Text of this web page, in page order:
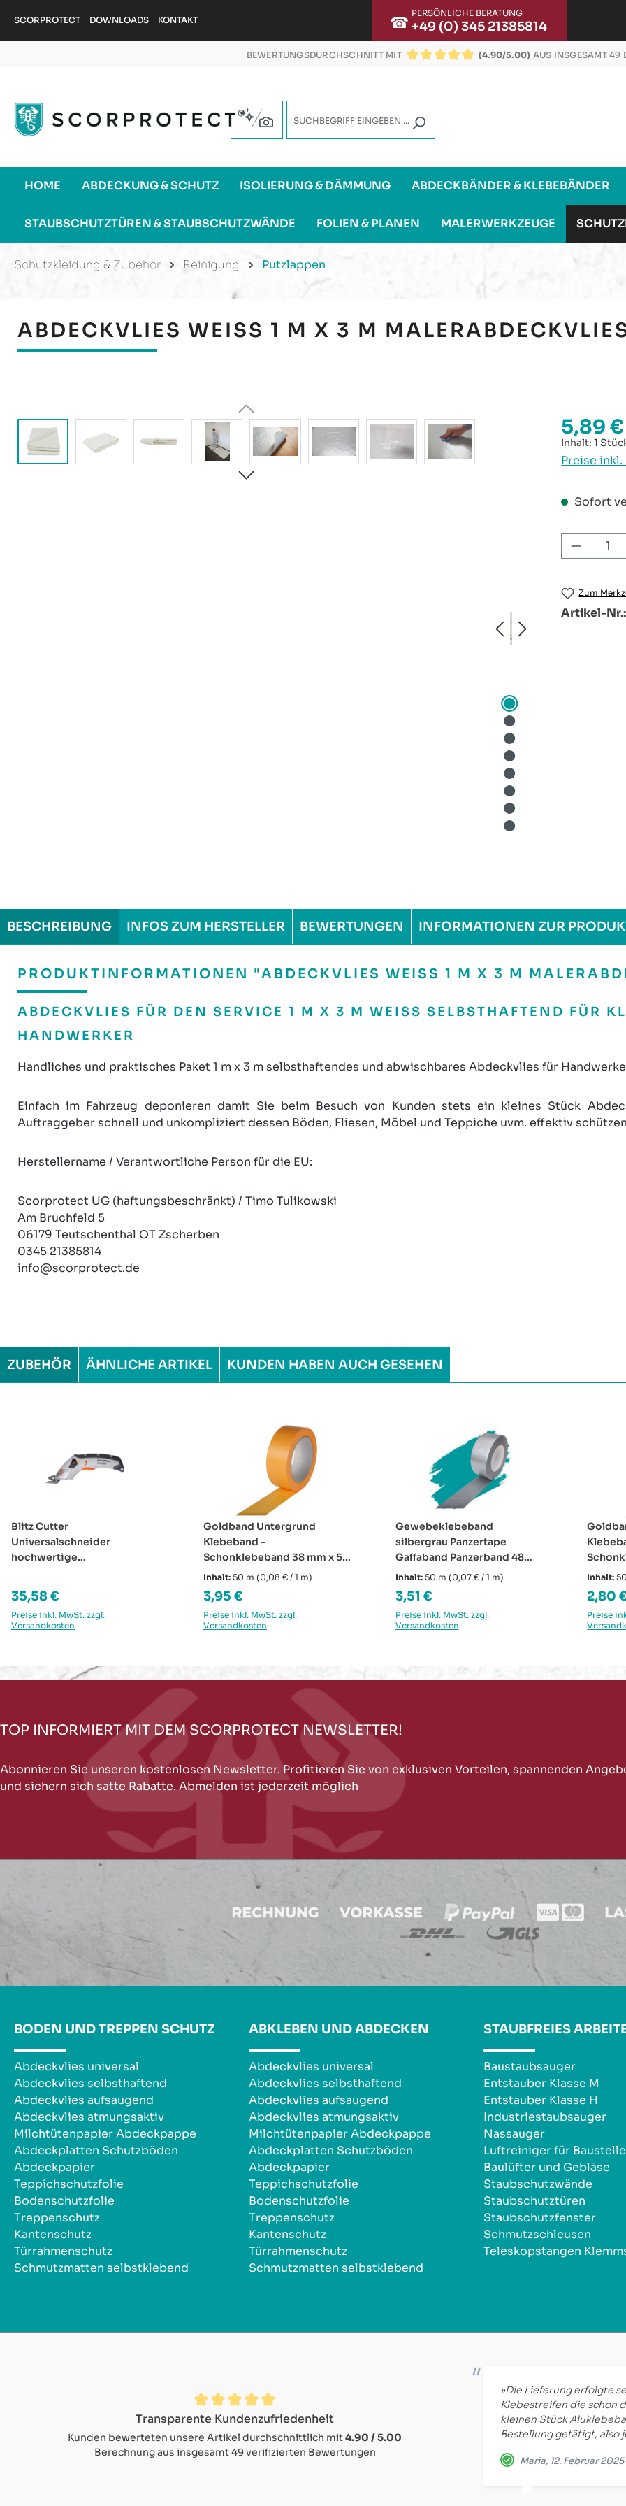
Hauptinhalt springen
Zur Suche springen
Zur Hauptnavigation springen
SCORPROTECT DOWNLOADS KONTAKT ☎ PERSÖNLICHE BERATUNG
+49 (0) 345 21385814
BEWERTUNGSDURCHSCHNITT MIT
(4.90/5.00) AUS INSGESAMT 49
HOME ABDECKUNG & SCHUTZ ISOLIERUNG & DÄMMUNG ABDECKBÄNDER & KLEBEBÄNDER
STAUBSCHUTZTÜREN & STAUBSCHUTZWÄNDE FOLIEN & PLANEN MALERWERKZEUGE
Schutzkleidung & Zubehör Reinigung Putzlappen
ABDECKVLIES WEISS 1 M X 3 M
Bildergalerie überspringen Regulärer
5,89 €
Inhalt:1
Preise
Sofort
Zum
Artikel-Nr.:
BESCHREIBUNG INFOS ZUM HERSTELLER BEWERTUNGEN INFORMATIONEN ZUR
PRODUKTINFORMATIONEN "ABDECKVLIES WEISS 1 M X 3 M
ABDECKVLIES FÜR DEN SERVICE 1 M X 3 M WEISS SELBSTHAFTEND FÜR
HANDWERKER
Handliches und praktisches Paket 1 m x 3 m selbsthaftendes und abwischbares Abdeckvlies für
Einfach im Fahrzeug deponieren damit Sie beim Besuch von Kunden stets ein kleines Stück
Auftraggeber schnell und unkompliziert dessen Böden, Fliesen, Möbel und Teppiche uvm. effektiv
Herstellername / Verantwortliche Person für die EU:
Scorprotect UG (haftungsbeschränkt) / Timo Tulikowski
Am Bruchfeld 5
06179 Teutschenthal OT Zscherben
0345 21385814
info@scorprotect.de
ZUBEHÖR ÄHNLICHE ARTIKEL KUNDEN HABEN AUCH GESEHEN
Blitz Cutter
Universalschneider
hochwertige
Regulärer Preis:
35,58 €
Preise inkl. MwSt. zzgl.
Versandkosten
Goldband Untergrund
Klebeband -
Schonklebeband 38 mm x 50
m
Inhalt: 50 m (0,08 € / 1 m)
Regulärer Preis:
3,95 €
Preise inkl. MwSt. zzgl.
Versandkosten
Gewebeklebeband
silbergrau Panzertape
Gaffaband Panzerband 48
mm x 50 m
Inhalt: 50 m (0,07 € / 1 m)
Regulärer Preis:
3,51 €
Preise inkl. MwSt. zzgl.
Versandkosten
m
Inhalt:
2,80
Preise
TOP INFORMIERT MIT DEM SCORPROTECT NEWSLETTER!
Abonnieren Sie unseren kostenlosen Newsletter. Profitieren Sie von exklusiven Vorteilen, spannenden
und sichern sich satte Rabatte. Abmelden ist jederzeit möglich
BODEN UND TREPPEN SCHUTZ
Abdeckvlies universal
Abdeckvlies selbsthaftend
Abdeckvlies aufsaugend
Abdeckvlies atmungsaktiv
Milchtütenpapier Abdeckpappe
Abdeckplatten Schutzböden
Abdeckpapier
Teppichschutzfolie
Bodenschutzfolie
Treppenschutz
Kantenschutz
Türrahmenschutz
Schmutzmatten selbstklebend
ABKLEBEN UND ABDECKEN
Abdeckvlies universal
Abdeckvlies selbsthaftend
Abdeckvlies aufsaugend
Abdeckvlies atmungsaktiv
Milchtütenpapier Abdeckpappe
Abdeckplatten Schutzböden
Abdeckpapier
Teppichschutzfolie
Bodenschutzfolie
Treppenschutz
Kantenschutz
Türrahmenschutz
Schmutzmatten selbstklebend
STAUBFREIES
Baustaubsauger
Entstauber Klasse M
Entstauber Klasse H
Industriestaubsauger
Nassauger
Luftreiniger für
Baulüfter und Gebläse
Staubschutzwände
Staubschutztüren
Staubschutzfenster
Schmutzschleusen
Teleskopstangen
Durchschnittliche Bewertung von 4.9 von 5 Sternen
Transparente Kundenzufriedenheit
Kunden bewerteten unsere Artikel durchschnittlich mit4.90 / 5.00
Berechnung aus insgesamt 49 verifizierten Bewertungen
»Die Lieferung erfolgte
Klebestreifen die schon
kleinen Stück
Bestellung getätigt, also
Maria, 12. Februar